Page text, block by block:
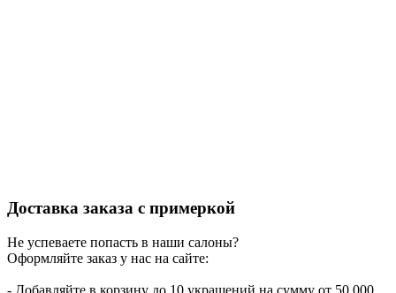
Доставка заказа с примеркой
Не успеваете попасть в наши салоны?
Оформляйте заказ у нас на сайте:
- Добавляйте в корзину до 10 украшений на сумму от 50 000